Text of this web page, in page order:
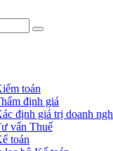
toán
định giá
định giá trị doanh
vấn Thuế
toán